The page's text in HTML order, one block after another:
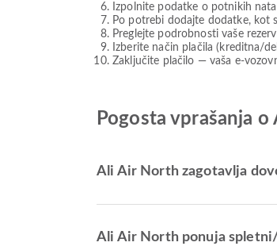
Izpolnite podatke o potnikih
Po potrebi dodajte dodatke, kot
Preglejte podrobnosti vaše
Izberite način plačila (kreditna/
Zaključite plačilo — vaša e-
Pogosta vprašanja
Ali Air North zagotavlja
Ali Air North ponuja